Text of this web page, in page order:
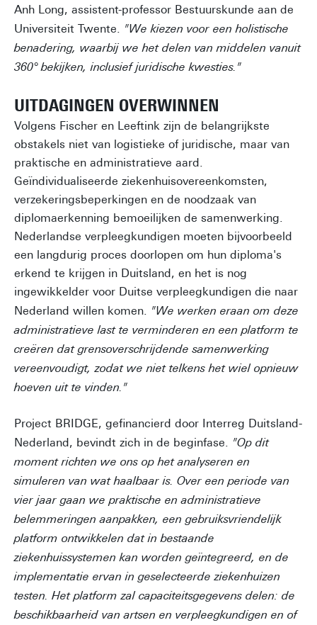
Anh Long, assistent-professor Bestuurskunde aan de
Universiteit Twente. "We kiezen voor een holistische
benadering, waarbij we het delen van middelen vanuit
360° bekijken, inclusief juridische kwesties."
UITDAGINGEN OVERWINNEN
Volgens Fischer en Leeftink zijn de belangrijkste
obstakels niet van logistieke of juridische, maar van
praktische en administratieve aard.
Geïndividualiseerde ziekenhuisovereenkomsten,
verzekeringsbeperkingen en de noodzaak van
diplomaerkenning bemoeilijken de samenwerking.
Nederlandse verpleegkundigen moeten bijvoorbeeld
een langdurig proces doorlopen om hun diploma's
erkend te krijgen in Duitsland, en het is nog
ingewikkelder voor Duitse verpleegkundigen die naar
Nederland willen komen. "We werken eraan om deze
administratieve last te verminderen en een platform te
creëren dat grensoverschrijdende samenwerking
vereenvoudigt, zodat we niet telkens het wiel opnieuw
hoeven uit te vinden."
Project BRIDGE, gefinancierd door Interreg Duitsland-
Nederland, bevindt zich in de beginfase. "Op dit
moment richten we ons op het analyseren en
simuleren van wat haalbaar is. Over een periode van
vier jaar gaan we praktische en administratieve
belemmeringen aanpakken, een gebruiksvriendelijk
platform ontwikkelen dat in bestaande
ziekenhuissystemen kan worden geïntegreerd, en de
implementatie ervan in geselecteerde ziekenhuizen
testen. Het platform zal capaciteitsgegevens delen: de
beschikbaarheid van artsen en verpleegkundigen en of